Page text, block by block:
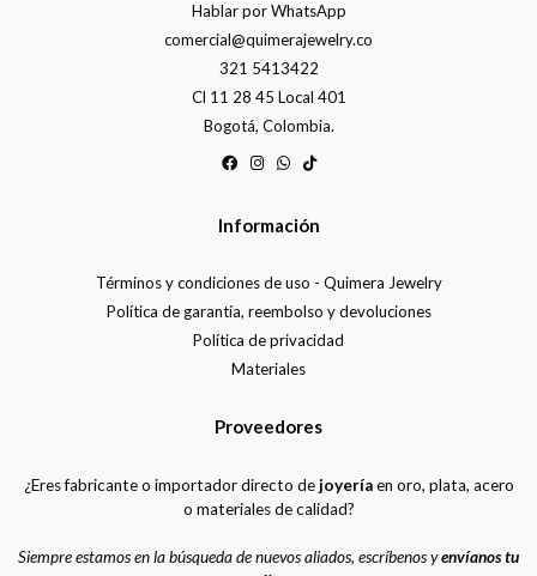
Hablar por WhatsApp
comercial@quimerajewelry.co
321 5413422
Cl 11 28 45 Local 401
Bogotá, Colombia.
Información
Términos y condiciones de uso - Quimera Jewelry
Política de garantía, reembolso y devoluciones
Política de privacidad
Materiales
Proveedores
¿Eres fabricante o importador directo dejoyeríaen oro, plata, acero
o materiales de calidad?
Siempre estamos en la búsqueda de nuevos aliados, escríbenos yenvíanos tu